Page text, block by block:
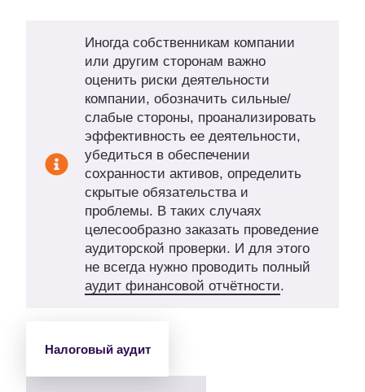
Иногда собственникам компании
или другим сторонам важно
оценить риски деятельности
компании, обозначить сильные/
слабые стороны, проанализировать
эффективность ее деятельности,
убедиться в обеспечении
сохранности активов, определить
скрытые обязательства и
проблемы. В таких случаях
целесообразно заказать проведение
аудиторской проверки. И для этого
не всегда нужно проводить полный
аудит финансовой отчётности.
Налоговый аудит